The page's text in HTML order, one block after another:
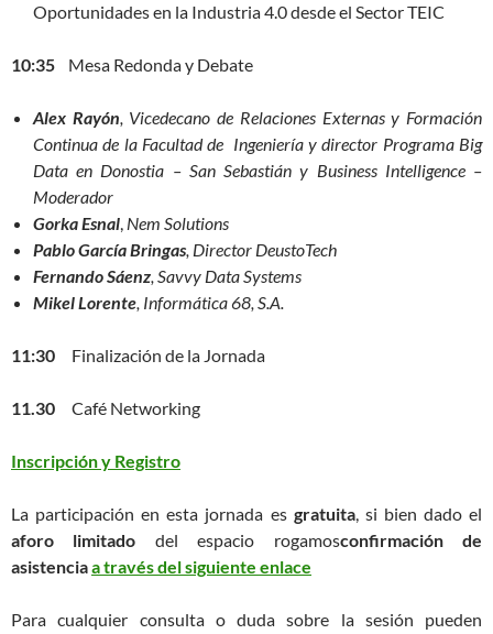
Oportunidades en la Industria 4.0 desde el Sector TEIC
10:35 Mesa Redonda y Debate
Alex Rayón, Vicedecano de Relaciones Externas y Formación
Continua de la Facultad de Ingeniería y director Programa Big
Data en Donostia – San Sebastián y Business Intelligence –
Moderador
Gorka Esnal, Nem Solutions
Pablo García Bringas, Director DeustoTech
Fernando Sáenz, Savvy Data Systems
Mikel Lorente, Informática 68, S.A.
11:30 Finalización de la Jornada
11.30 Café Networking
Inscripción y Registro
La participación en esta jornada es gratuita, si bien dado el
aforo limitado del espacio rogamosconfirmación de
asistenciaa través del siguiente enlace
Para cualquier consulta o duda sobre la sesión pueden